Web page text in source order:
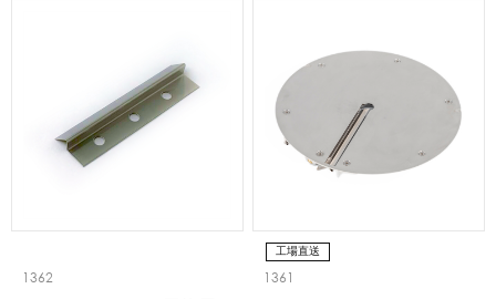
プラスチックカップ
発泡スチロールカップ
ボウル型カップ
コップ型カップ
スプーン
フローズンドリンク材料
シロップ
ドリンクカップ・ストロー
1362
工場直送
1361